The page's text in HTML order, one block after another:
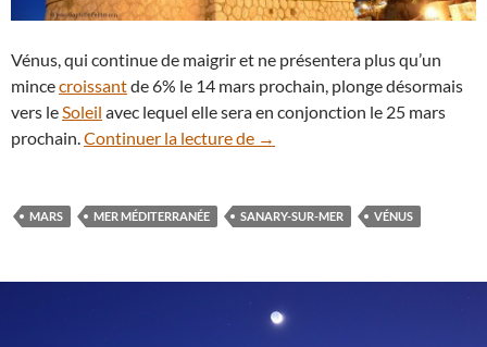
Vénus, qui continue de maigrir et ne présentera plus qu’un
mincecroissantde 6% le 14 mars prochain, plonge désormais
vers leSoleil avec lequel elle sera en conjonction le 25 mars
prochain.Continuer la lecture de Vénus étincelle au-dessus du
→
MARS MER MÉDITERRANÉE SANARY-SUR-MER VÉNUS